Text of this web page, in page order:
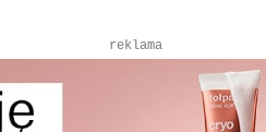
reklama